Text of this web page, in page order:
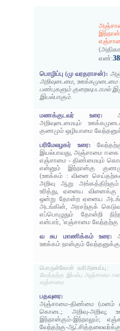
எண்:
பொழிப்பு (மு வரதராசன்):
அறிவுடைமை, ஊக்கமுடைமை
பண்புகளும் குறைவுபடாமல்
இயல்பாகும்.
மணக்குடவர் உரை:
அறிவுடைமையும்
குணமும் ஒழியாமை
பரிமேலழகர் உரை:
இயல்பாவது, அஞ்சாமை ஈகை
எஞ்சாமை - திண்மையும்
என்னும் இந்நான்கு
(ஊக்கம் : வினை
அறிவு ஆறு
உரித்து, ஏனைய வினைக்கு
ஒன்று தோன்ற ஏனைய
அடங்கின், அரசற்குக்
எப்பொழுதும் தோன்றி
என்பார், 'எஞ்சாமை வேந்தற்கு
வ சுப மாணிக்கம் உரை:
ஊக்கம் நான்கும்
பொருள்கோள் வரிஅமைப்பு:
வேந்தற்கு இயல்பு அஞ்சாமை
எஞ்சாமை.
பதவுரை:
அஞ்சாமை-திண்மை (மனம்
கொடை; அறிவு-அறிவு;
இந்நான்கும்-இந்நாலும்;
வேந்தற்கு-